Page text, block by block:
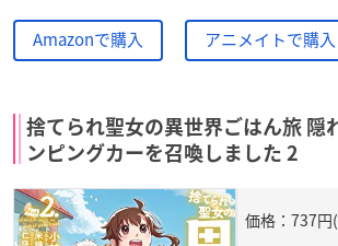
Amazonで購入 アニメイトで購入
捨てられ聖女の異世界ごはん旅 隠
ンピングカーを召喚しました 2
価格：737円